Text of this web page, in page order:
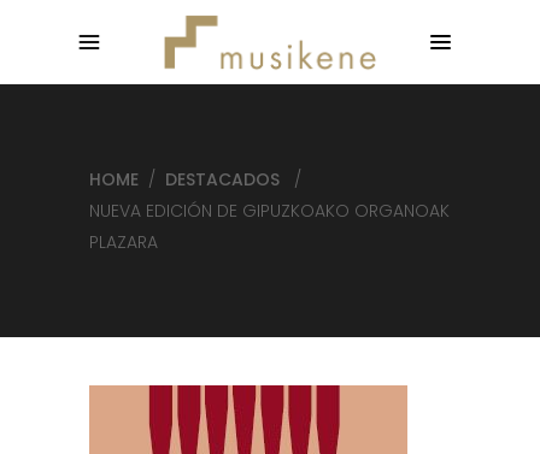
HOME / DESTACADOS
/
NUEVA EDICIÓN DE GIPUZKOAKO ORGANOAK
PLAZARA